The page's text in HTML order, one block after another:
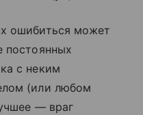
ошибиться может
постоянных
с неким
(или любом
— враг